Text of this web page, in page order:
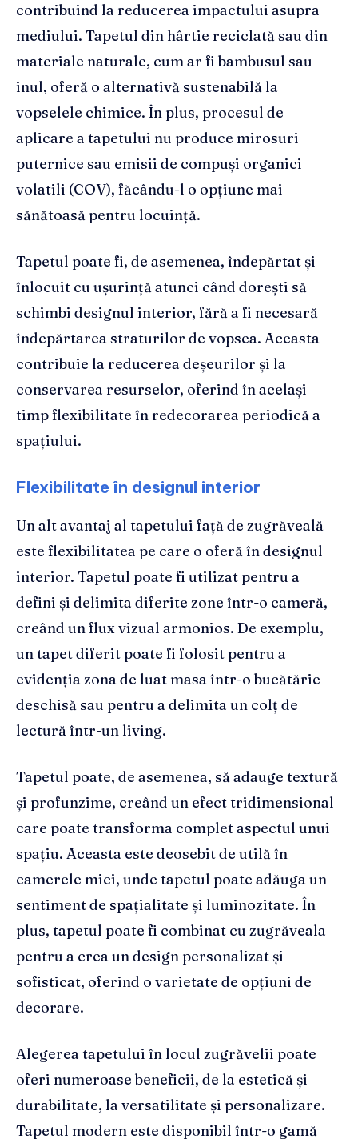
contribuind la reducerea impactului asupra
mediului. Tapetul din hârtie reciclată sau din
materiale naturale, cum ar fi bambusul sau
inul, oferă o alternativă sustenabilă la
vopselele chimice. În plus, procesul de
aplicare a tapetului nu produce mirosuri
puternice sau emisii de compuși organici
volatili (COV), făcându-l o opțiune mai
sănătoasă pentru locuință.
Tapetul poate fi, de asemenea, îndepărtat și
înlocuit cu ușurință atunci când dorești să
schimbi designul interior, fără a fi necesară
îndepărtarea straturilor de vopsea. Aceasta
contribuie la reducerea deșeurilor și la
conservarea resurselor, oferind în același
timp flexibilitate în redecorarea periodică a
spațiului.
Flexibilitate în designul interior
Un alt avantaj al tapetului față de zugrăveală
este flexibilitatea pe care o oferă în designul
interior. Tapetul poate fi utilizat pentru a
defini și delimita diferite zone într-o cameră,
creând un flux vizual armonios. De exemplu,
un tapet diferit poate fi folosit pentru a
evidenția zona de luat masa într-o bucătărie
deschisă sau pentru a delimita un colț de
lectură într-un living.
Tapetul poate, de asemenea, să adauge textură
și profunzime, creând un efect tridimensional
care poate transforma complet aspectul unui
spațiu. Aceasta este deosebit de utilă în
camerele mici, unde tapetul poate adăuga un
sentiment de spațialitate și luminozitate. În
plus, tapetul poate fi combinat cu zugrăveala
pentru a crea un design personalizat și
sofisticat, oferind o varietate de opțiuni de
decorare.
Alegerea tapetului în locul zugrăvelii poate
oferi numeroase beneficii, de la estetică și
durabilitate, la versatilitate și personalizare.
Tapetul modern este disponibil într-o gamă